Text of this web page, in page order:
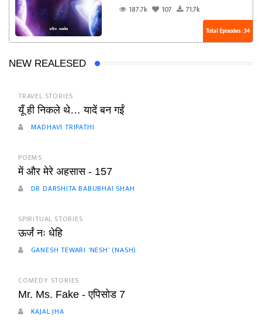
187.7k
107 71.7k
Total Episodes : 34
NEW REALESED
TRAVEL STORIES
यूँ ही निकले थे… यादें बन गईं
MADHAVI TRIPATHI
POEMS
में और मेरे अहसास - 157
DR DARSHITA BABUBHAI SHAH
SPIRITUAL STORIES
ऊर्जं नः धेहि
GANESH TEWARI 'NESH' (NASH)
COMEDY STORIES
Mr. Ms. Fake - एपिसोड 7
KAJAL JHA